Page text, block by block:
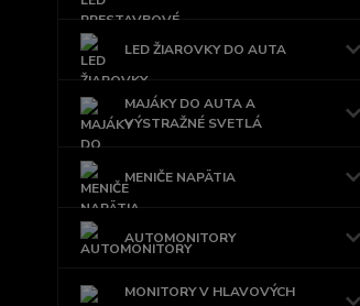
LED ŽIAROVKY DO AUTA
MAJÁKY DO AUTA A
VÝSTRAŽNÉ SVETLÁ
MENIČE NAPÄTIA
AUTOMONITORY
MONITORY V HLAVOVÝCH